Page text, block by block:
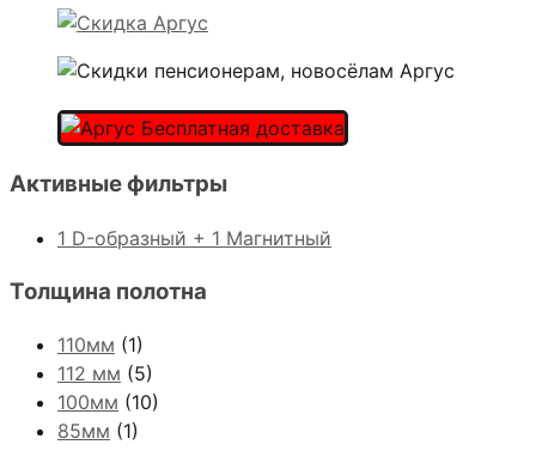
Активные фильтры
1 D-образный + 1 Магнитный
Толщина полотна
110мм (1)
112 мм (5)
100мм (10)
85мм (1)